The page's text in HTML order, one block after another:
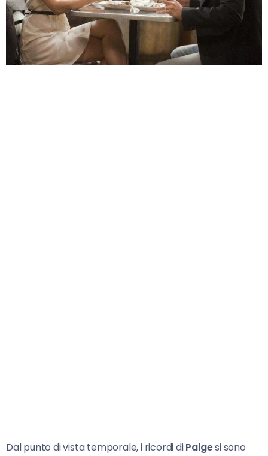
Dal punto di vista temporale, i ricordi diPaigesi sono